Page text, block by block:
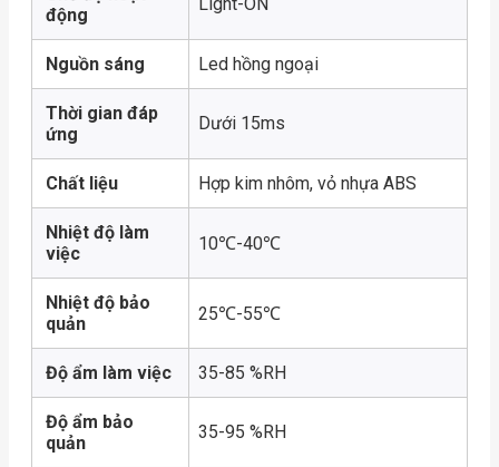
động
Nguồn sáng Led hồng ngoại
Thời gian đáp
ứng
Dưới 15ms
Chất liệu Hợp kim nhôm, vỏ nhựa ABS
Nhiệt độ làm
việc
10℃-40℃
Nhiệt độ bảo
quản
25℃-55℃
Độ ẩm làm việc 35-85 %RH
Độ ẩm bảo
quản
35-95 %RH